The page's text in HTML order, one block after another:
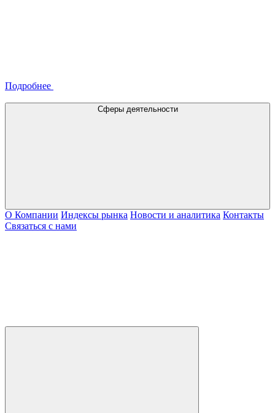
Подробнее
Сферы деятельности
О Компании Индексы рынка Новости и аналитика Контакты
Связаться с нами